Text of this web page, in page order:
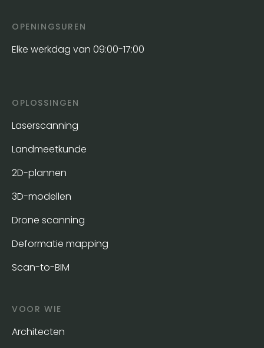
OPENINGSUREN
Elke werkdag van 09:00-17:00
OPLOSSINGEN
Laserscanning
Landmeetkunde
2D-plannen
3D-modellen
Drone scanning
Deformatie mapping
Scan-to-BIM
VOOR WIE
Architecten